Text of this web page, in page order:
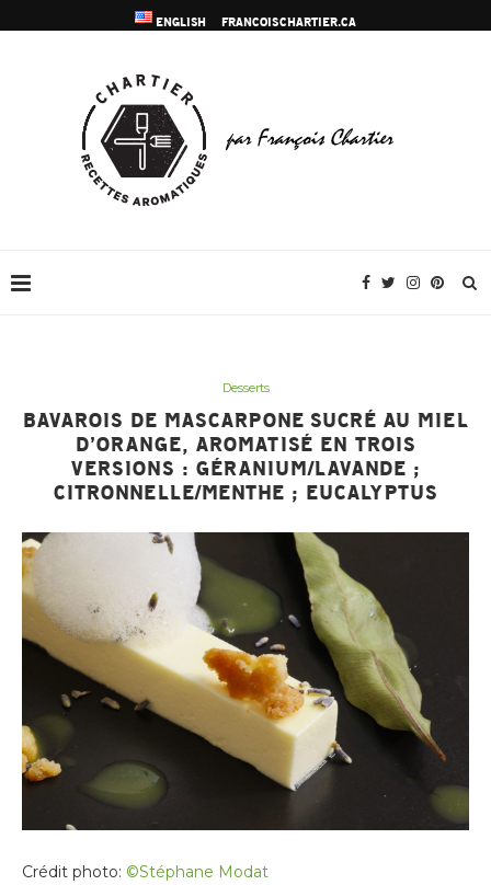
ENGLISH FRANCOISCHARTIER.CA
Desserts
BAVAROIS DE MASCARPONE SUCRÉ AU MIEL
D’ORANGE, AROMATISÉ EN TROIS
VERSIONS : GÉRANIUM/LAVANDE ;
CITRONNELLE/MENTHE ; EUCALYPTUS
Crédit photo: ©Stéphane Modat